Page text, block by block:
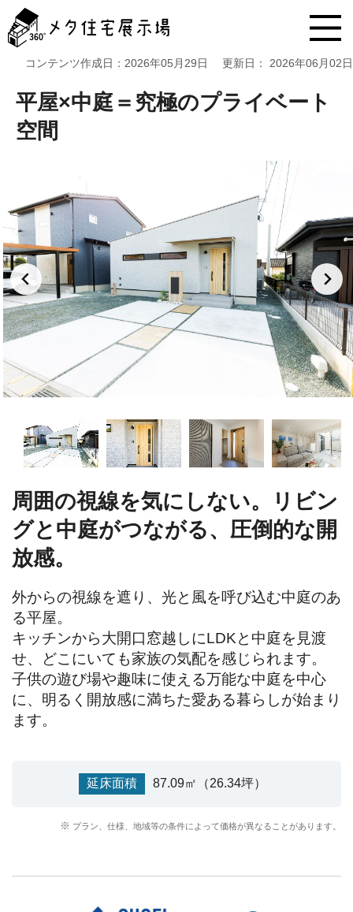
タ
住
ッ
プ
コンテンツ作成日： 2026年05月29日 更新日： 2026年06月02日
平屋×中庭＝究極のプライベート
空間
周囲の視線を気にしない。リビン
グと中庭がつながる、圧倒的な開
放感。
外からの視線を遮り、光と風を呼び込む中庭のあ
る平屋。
キッチンから大開口窓越しにLDKと中庭を見渡
せ、どこにいても家族の気配を感じられます。
子供の遊び場や趣味に使える万能な中庭を中心
に、明るく開放感に満ちた愛ある暮らしが始まり
ます。
延床面積 87.09㎡（26.34坪）
プラン、仕様、地域等の条件によって価格が異なることがあります。